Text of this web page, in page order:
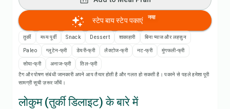
Add to Shopping List
रेसिपी नोट्स
रेसिपी प्रिंट करें
स्टेप बाय स्टेप पकाएं नया
तुर्की मध्य पूर्वी Snack Dessert शाकाहारी बिना प्याज और लहसुन
Paleo ग्लूटेन-फ्री डेयरी-फ्री लैक्टोज-फ्री नट-फ्री मूंगफली-फ्री
सोया-फ्री अनाज-फ्री
तिल-फ्री
टैग और पोषण संबंधी जानकारी अपने आप तैयार होती है और गलत हो सकती है। पकाने से पहले हमेशा पूरी
सामग्री सूची ज़रूर जाँचें।
लोकुम (तुर्की डिलाइट) के बारे में